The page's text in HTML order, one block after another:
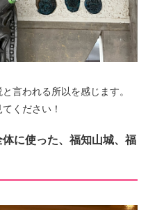
言われる所以を感じます。
ください！
体に使った、福知山城、福